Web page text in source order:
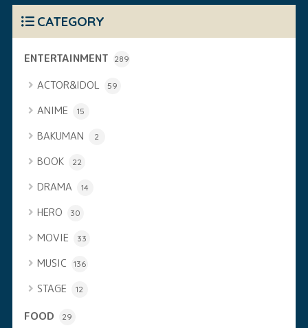
CATEGORY
ENTERTAINMENT 289
ACTOR&IDOL 59
ANIME 15
BAKUMAN 2
BOOK 22
DRAMA 14
HERO 30
MOVIE 33
MUSIC 136
STAGE 12
FOOD 29